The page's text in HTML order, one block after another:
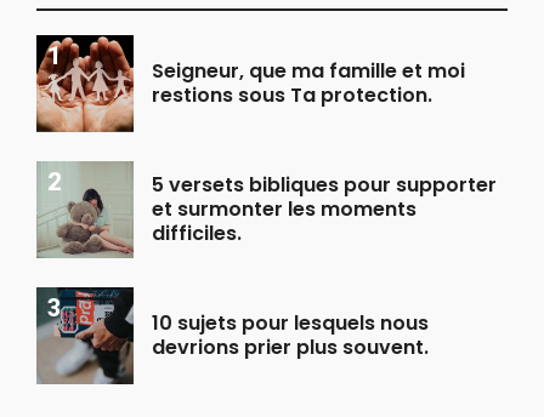
Seigneur, que ma famille et moi
restions sous Ta protection.
5 versets bibliques pour supporter
et surmonter les moments
difficiles.
10 sujets pour lesquels nous
devrions prier plus souvent.